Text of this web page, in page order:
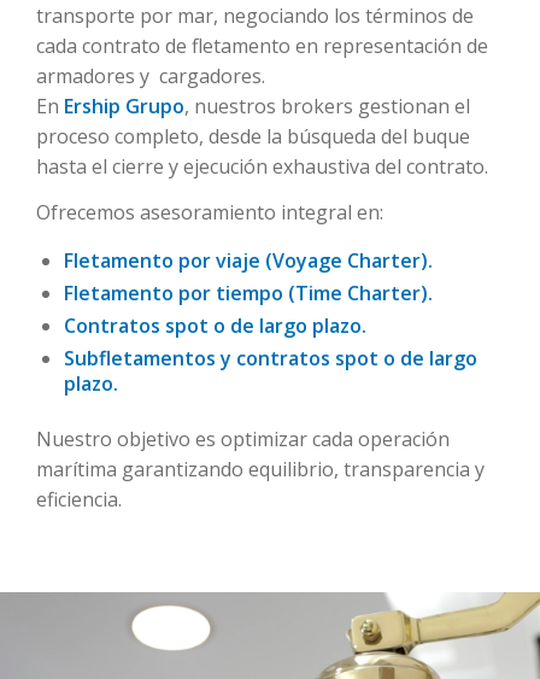
transporte por mar, negociando los términos de
cada contrato de fletamento en representación de
armadores y cargadores.
En Ership Grupo, nuestros brokers gestionan el
proceso completo, desde la búsqueda del buque
hasta el cierre y ejecución exhaustiva del contrato.
Ofrecemos asesoramiento integral en:
Fletamento por viaje (Voyage Charter).
Fletamento por tiempo (Time Charter).
Contratos spot o de largo plazo.
Subfletamentos y contratos spot o de largo
plazo.
Nuestro objetivo es optimizar cada operación
marítima garantizando equilibrio, transparencia y
eficiencia.